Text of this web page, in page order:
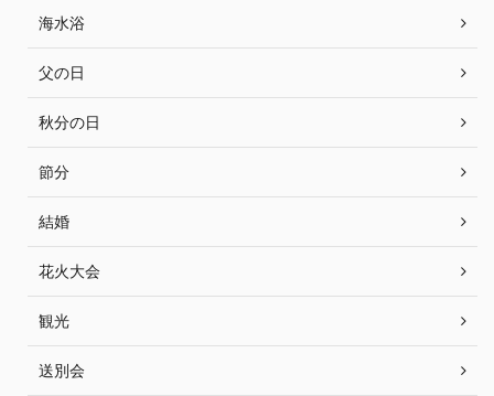
海水浴
父の日
秋分の日
節分
結婚
花火大会
観光
送別会